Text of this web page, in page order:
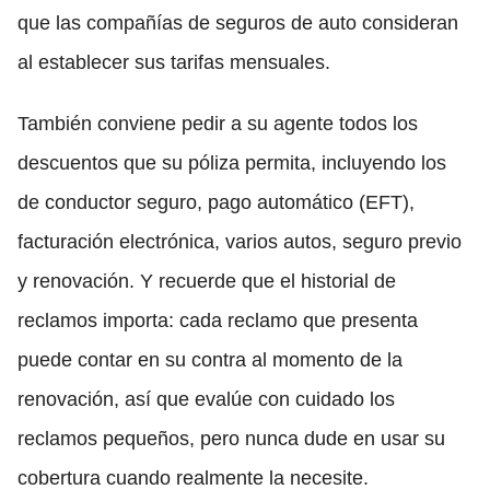
que las compañías de seguros de auto consideran
al establecer sus tarifas mensuales.
También conviene pedir a su agente todos los
descuentos que su póliza permita, incluyendo los
de conductor seguro, pago automático (EFT),
facturación electrónica, varios autos, seguro previo
y renovación. Y recuerde que el historial de
reclamos importa: cada reclamo que presenta
puede contar en su contra al momento de la
renovación, así que evalúe con cuidado los
reclamos pequeños, pero nunca dude en usar su
cobertura cuando realmente la necesite.